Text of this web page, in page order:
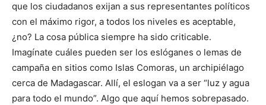
que los ciudadanos exijan a sus representantes políticos
con el máximo rigor, a todos los niveles es aceptable,
¿no? La cosa pública siempre ha sido criticable.
Imagínate cuáles pueden ser los eslóganes o lemas de
campaña en sitios como Islas Comoras, un archipiélago
cerca de Madagascar. Allí, el eslogan va a ser “luz y agua
para todo el mundo”. Algo que aquí hemos sobrepasado.